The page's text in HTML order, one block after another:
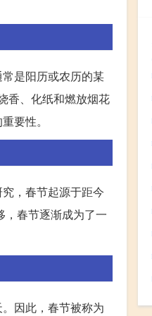
是阳历或农历的某
香、化纸和燃放烟花
要性。
，春节起源于距今
春节逐渐成为了一
因此，春节被称为